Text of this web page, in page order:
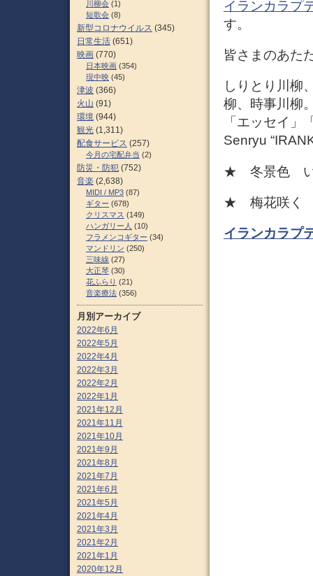
イランカラプ
す。
皆さまのあた
しりとり川柳
柳、時事川柳
「エッセイ
Senryu
★ 冬景色 い
★ 梅花咲く
イランカラプ
川柳会 (1)
短歌会 (8)
新型コロナウイルス (345)
日常生活 (651)
映画 (770)
日本映画 (354)
現中映 (45)
津波 (366)
火山 (91)
環境 (944)
観光 (1,311)
配食サービス (257)
今月の宅配弁当 (2)
防災・防犯 (752)
音楽 (2,638)
MIDI / MP3 (87)
ギター (678)
クリスマス (149)
ハンガリー人 (10)
フラメンコギター (34)
マンドリン (250)
三味線 (27)
大正琴 (30)
花ふらり (21)
音楽療法 (356)
月別アーカイブ
2022年6月
2022年5月
2022年4月
2022年3月
2022年2月
2022年1月
2021年12月
2021年11月
2021年10月
2021年9月
2021年8月
2021年7月
2021年6月
2021年5月
2021年4月
2021年3月
2021年2月
2021年1月
2020年12月